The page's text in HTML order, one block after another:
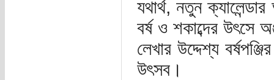
যথার্থ, নতুন
বর্ষ ও শকাব্দের উৎসে
লেখার উদ্দেশ্য
উৎসব।